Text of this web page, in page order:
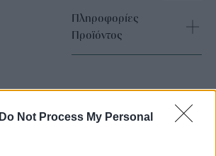
Do Not Process My Personal
Πληροφορίες
Προϊόντος